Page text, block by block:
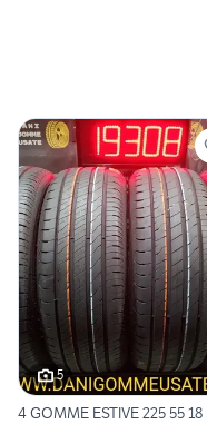
5
4 GOMME ESTIVE 225 55 18